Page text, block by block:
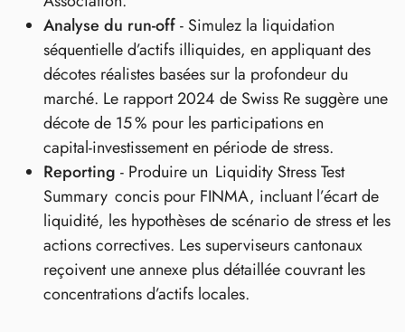
Analyse du run‑off- Simulez la liquidation
séquentielle d’actifs illiquides, en appliquant des
décotes réalistes basées sur la profondeur du
marché. Le rapport 2024 de Swiss Re suggère une
décote de 15 % pour les participations en
capital‑investissement en période de stress.
Reporting - Produire un Liquidity Stress Test
Summary concis pour FINMA, incluant l’écart de
liquidité, les hypothèses de scénario de stress et les
actions correctives. Les superviseurs cantonaux
reçoivent une annexe plus détaillée couvrant les
concentrations d’actifs locales.